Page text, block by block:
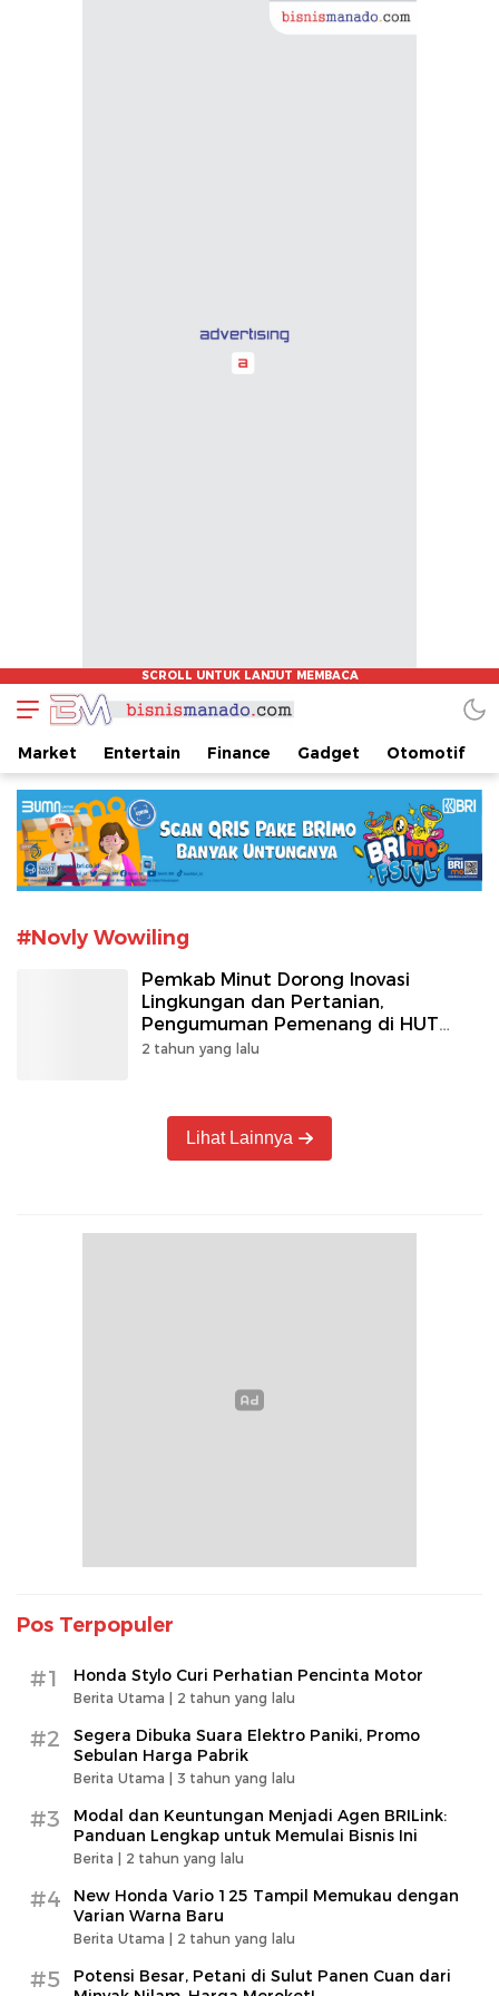
www.bisnismanado.com
Berita Bisnis Sulawesi Utara
Market Entertain Finance Gadget Otomotif
#Novly Wowiling
Pemkab Minut Dorong Inovasi
Lingkungan dan Pertanian,
Pengumuman Pemenang di HUT
Kabupaten
2 tahun yang lalu
Lihat Lainnya
Pos Terpopuler
#1 Honda Stylo Curi Perhatian Pencinta Motor
Berita Utama | 2 tahun yang lalu
#2
Segera Dibuka Suara Elektro Paniki, Promo
Sebulan Harga Pabrik
Berita Utama | 3 tahun yang lalu
#3
Modal dan Keuntungan Menjadi Agen BRILink:
Panduan Lengkap untuk Memulai Bisnis Ini
Berita | 2 tahun yang lalu
#4
New Honda Vario 125 Tampil Memukau dengan
Varian Warna Baru
Berita Utama | 2 tahun yang lalu
#5
Potensi Besar, Petani di Sulut Panen Cuan dari